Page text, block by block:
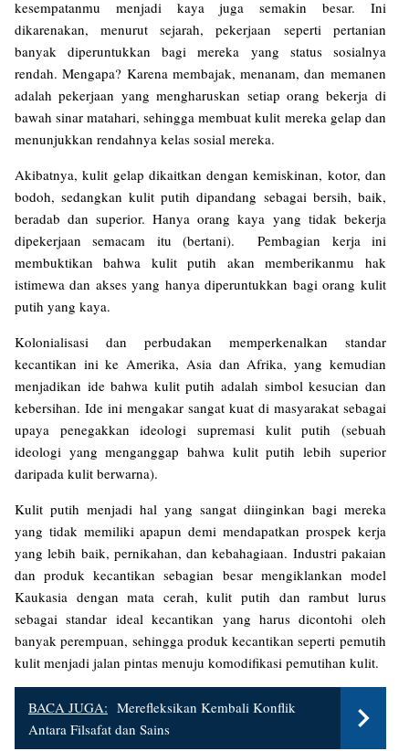
kesempatanmu menjadi kaya juga semakin besar. Ini
dikarenakan, menurut sejarah, pekerjaan seperti pertanian
banyak diperuntukkan bagi mereka yang status sosialnya
rendah. Mengapa? Karena membajak, menanam, dan memanen
adalah pekerjaan yang mengharuskan setiap orang bekerja di
bawah sinar matahari, sehingga membuat kulit mereka gelap dan
menunjukkan rendahnya kelas sosial mereka.
Akibatnya, kulit gelap dikaitkan dengan kemiskinan, kotor, dan
bodoh, sedangkan kulit putih dipandang sebagai bersih, baik,
beradab dan superior. Hanya orang kaya yang tidak bekerja
dipekerjaan semacam itu (bertani). Pembagian kerja ini
membuktikan bahwa kulit putih akan memberikanmu hak
istimewa dan akses yang hanya diperuntukkan bagi orang kulit
putih yang kaya.
Kolonialisasi dan perbudakan memperkenalkan standar
kecantikan ini ke Amerika, Asia dan Afrika, yang kemudian
menjadikan ide bahwa kulit putih adalah simbol kesucian dan
kebersihan. Ide ini mengakar sangat kuat di masyarakat sebagai
upaya penegakkan ideologi supremasi kulit putih (sebuah
ideologi yang menganggap bahwa kulit putih lebih superior
daripada kulit berwarna).
Kulit putih menjadi hal yang sangat diinginkan bagi mereka
yang tidak memiliki apapun demi mendapatkan prospek kerja
yang lebih baik, pernikahan, dan kebahagiaan. Industri pakaian
dan produk kecantikan sebagian besar mengiklankan model
Kaukasia dengan mata cerah, kulit putih dan rambut lurus
sebagai standar ideal kecantikan yang harus dicontohi oleh
banyak perempuan, sehingga produk kecantikan seperti pemutih
kulit menjadi jalan pintas menuju komodifikasi pemutihan kulit.
BACA JUGA: Merefleksikan Kembali Konflik
Antara Filsafat dan Sains